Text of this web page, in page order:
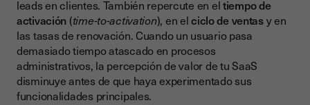
leads en clientes. También repercute en eltiempo de
activación (time-to-activation), en elciclo de ventasy en
las tasas de renovación. Cuando un usuario pasa
demasiado tiempo atascado en procesos
administrativos, la percepción de valor de tu SaaS
disminuye antes de que haya experimentado sus
funcionalidades principales.